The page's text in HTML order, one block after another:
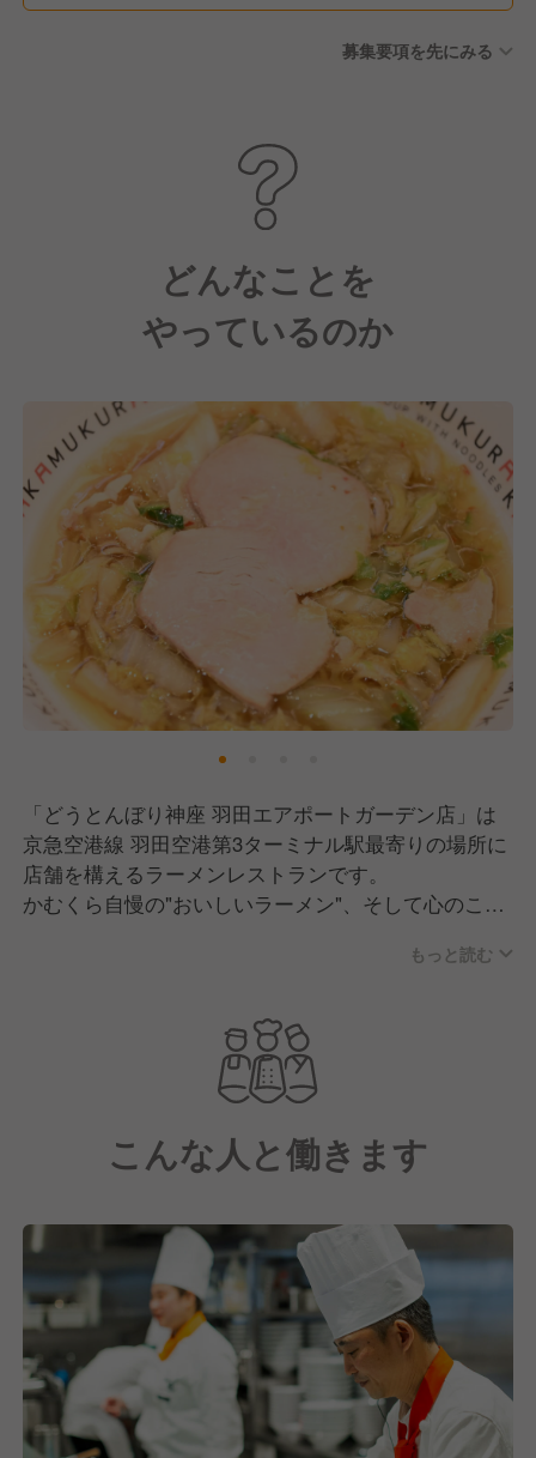
募集要項を先にみる
どんなことを
やっているのか
「どうとんぼり神座 羽田エアポートガーデン店」は
京急空港線 羽田空港第3ターミナル駅最寄りの場所に
店舗を構えるラーメンレストランです。
かむくら自慢の"おいしいラーメン"、そして心のこめ
タッフ一同頑張ってまいります！
【どうとんぼり神座について】
フレンチレストランのオーナーだった布施氏が開発し
た「誰もが毎日食べたくなる」おいしいラーメン
提供するラーメン"レストラン"です。
1986年に1号店「道頓堀店」をオープン以来、当ブラ
ンドはおかげさまで神座は多くの方にご支持をいただ
けるブランドとなりました。
当初は関西エリアを中心に店舗展開をしてきました
が、現在は関東エリアや海外にも出店を進めており、
順調に事業拡大をしています！
もっと読む
こんな人と働きます